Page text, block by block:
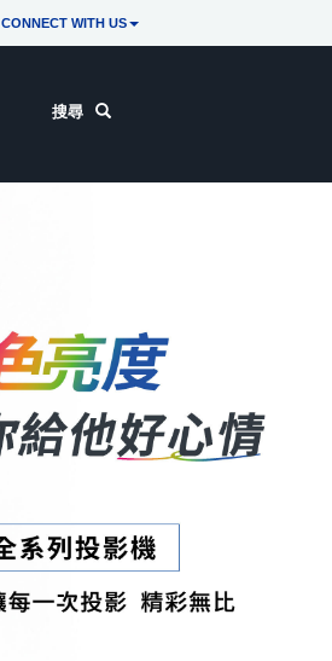
CONNECT WITH US
搜尋